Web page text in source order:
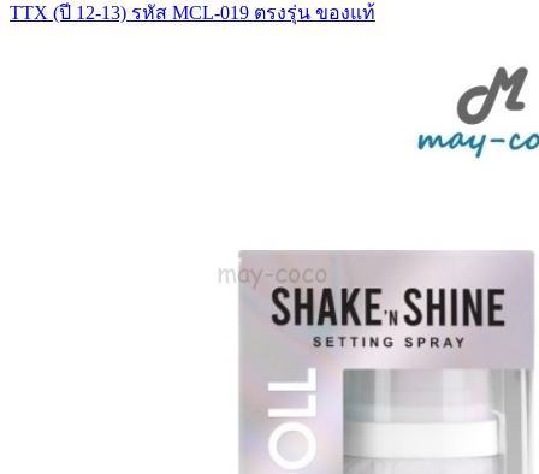
TTX (ปี 12-13) รหัส MCL-019 ตรงรุ่น ของแท้